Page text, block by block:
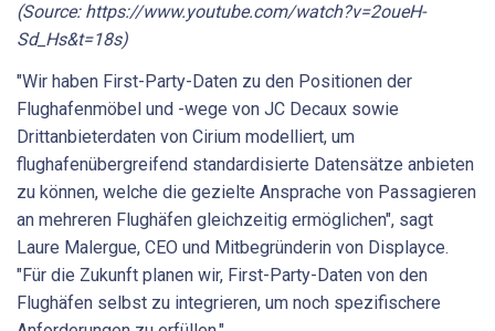
(Source: https://www.youtube.com/watch?v=2oueH-
Sd_Hs&t=18s)
"Wir haben First-Party-Daten zu den Positionen der
Flughafenmöbel und -wege von JC Decaux sowie
Drittanbieterdaten von Cirium modelliert, um
flughafenübergreifend standardisierte Datensätze anbieten
zu können, welche die gezielte Ansprache von Passagieren
an mehreren Flughäfen gleichzeitig ermöglichen", sagt
Laure Malergue, CEO und Mitbegründerin von Displayce.
"Für die Zukunft planen wir, First-Party-Daten von den
Flughäfen selbst zu integrieren, um noch spezifischere